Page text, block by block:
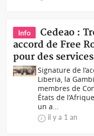
Info
Cedeao :
accord de Free
pour des
Signature de
Liberia, la
membres de
États de
un a...
il y a 1 an